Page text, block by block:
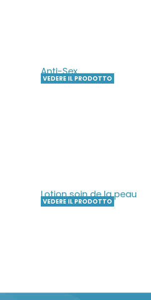
Anti-Sex
VEDERE IL PRODOTTO
Lotion soin de la peau
VEDERE IL PRODOTTO